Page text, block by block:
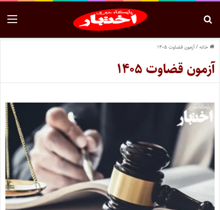
خانه/آزمون قضاوت ۱۴۰۵
آزمون قضاوت ۱۴۰۵